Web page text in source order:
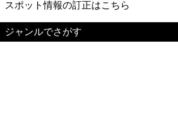
スポット情報の訂正はこちら
ジャンルでさがす